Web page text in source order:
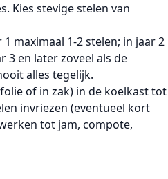
Kies stevige stelen van
1 maximaal 1-2 stelen; in jaar 2
3 en later zoveel als de
alles tegelijk.
of in zak) in de koelkast tot
invriezen (eventueel kort
tot jam, compote,